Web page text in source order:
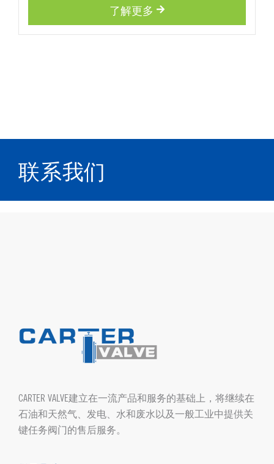
了解更多
联系我们
CARTER VALVE建立在一流产品和服务的基础上，将继续在
石油和天然气、发电、水和废水以及一般工业中提供关
键任务阀门的售后服务。